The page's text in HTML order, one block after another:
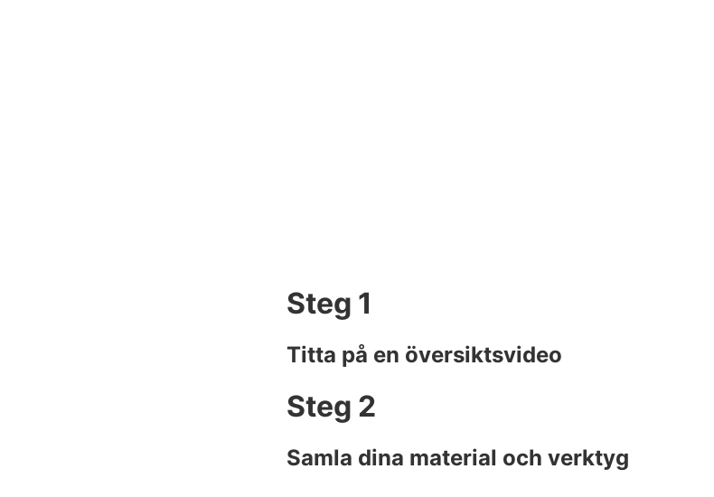
Steg 1
Titta på en översiktsvideo
Steg 2
Samla dina material och verktyg